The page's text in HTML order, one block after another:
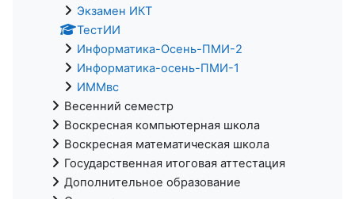
Экзамен ИКТ
ТестИИ
Информатика-Осень-ПМИ-2
Информатика-осень-ПМИ-1
ИММвс
Весенний семестр
Воскресная компьютерная школа
Воскресная математическая школа
Государственная итоговая аттестация
Дополнительное образование